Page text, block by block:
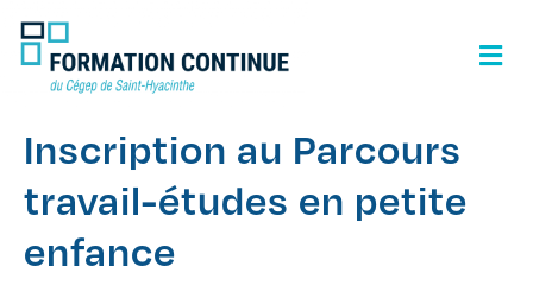
Inscription au Parcours
travail-études en petite
enfance